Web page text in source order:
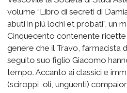
volume “Libro di secreti di
abuti in più lochi et probati”, un
Cinquecento contenente ricette
genere che il Travo, farmacista
seguito suo figlio Giacomo
tempo. Accanto ai classici e
(sciroppi, oli, unguenti)